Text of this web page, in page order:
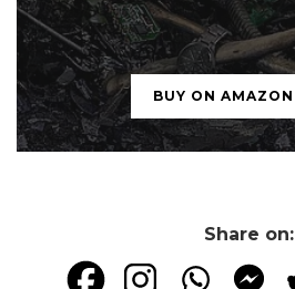
...
BUY ON AMAZON
Share on: